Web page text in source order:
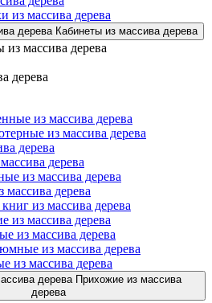
из массива дерева
Кабинеты из массива дерева
дерева
из массива дерева
из массива дерева
дерева
дерева
из массива дерева
массива дерева
из массива дерева
из массива дерева
из массива дерева
из массива дерева
массива дерева
Прихожие из массива
дерева